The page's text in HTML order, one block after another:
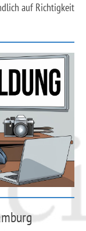
auf Richtigkeit